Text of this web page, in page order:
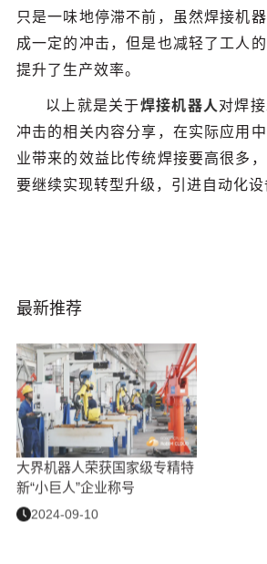
只是一味地停滞不前，虽然焊接机
成一定的冲击，但是也减轻了工人
提升了生产效率。
以上就是关于焊接机器人 对焊
冲击的相关内容分享，在实际应用
业带来的效益比传统焊接要高很多
要继续实现转型升级，引进自动化设
最新推荐
大界机器人荣获国家级专精特
新“小巨人”企业称号
2024-09-10